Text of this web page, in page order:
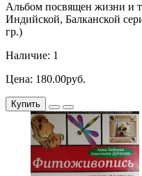
Альбом посвящен жизни и
Индийской, Балканской
гр.)
Наличие: 1
Цена: 180.00руб.
Купить